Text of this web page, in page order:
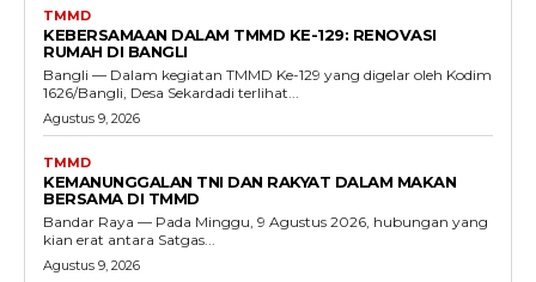
TMMD
KEBERSAMAAN DALAM TMMD KE-129: RENOVASI
RUMAH DI BANGLI
Bangli — Dalam kegiatan TMMD Ke-129 yang digelar oleh Kodim
1626/Bangli, Desa Sekardadi terlihat...
Agustus 9, 2026
TMMD
KEMANUNGGALAN TNI DAN RAKYAT DALAM MAKAN
BERSAMA DI TMMD
Bandar Raya — Pada Minggu, 9 Agustus 2026, hubungan yang
kian erat antara Satgas...
Agustus 9, 2026